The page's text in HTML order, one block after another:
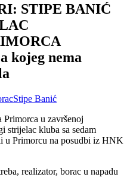
STIPE BANIĆ
kojeg nema
Stipe Banić
Primorca u završenoj
strijelac kluba sa sedam
u Primorcu na posudbi iz HNK
realizator, borac u napadu